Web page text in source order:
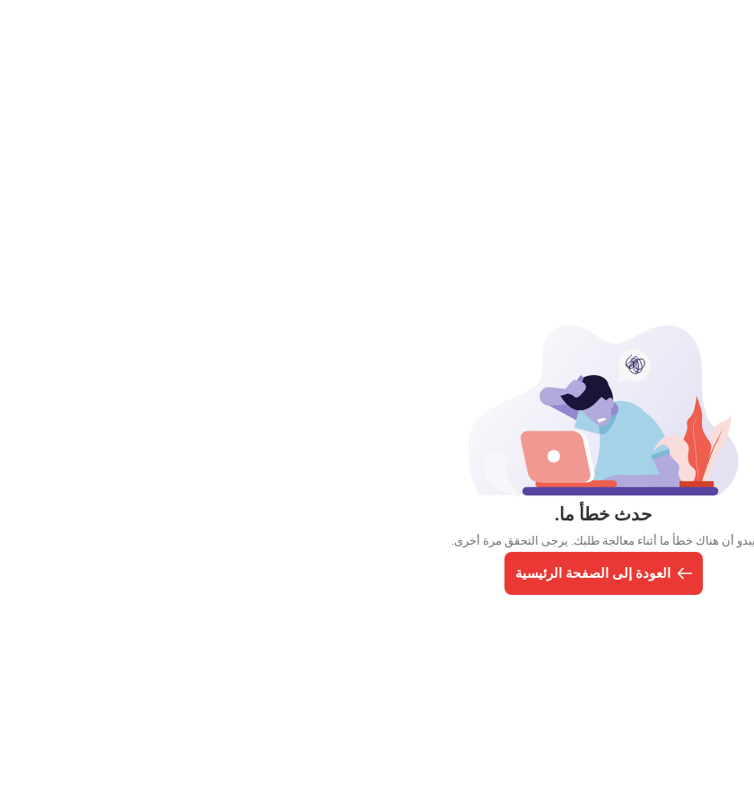
حدث خطأ ما.
يبدو أن هناك خطأ ما أثناء معالجة طلبك. يرجى التحقق مرة أخرى.
العودة إلى الصفحة الرئيسية